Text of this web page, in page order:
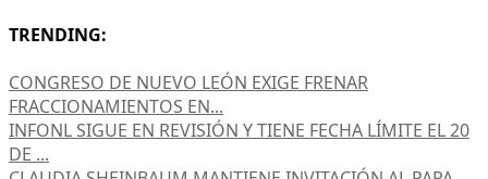
TRENDING:
CONGRESO DE NUEVO LEÓN EXIGE FRENAR
FRACCIONAMIENTOS EN...
INFONL SIGUE EN REVISIÓN Y TIENE FECHA LÍMITE EL 20
DE ...